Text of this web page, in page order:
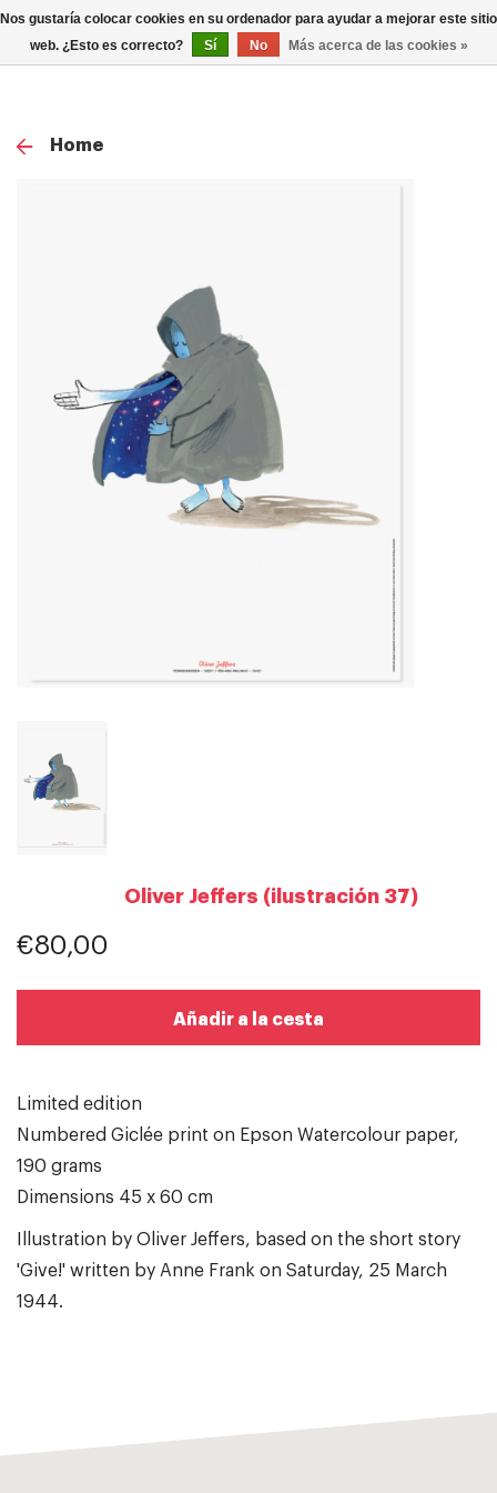
0
Home
Oliver Jeffers (ilustración 37)
€80,00
Añadir a la cesta
Limited edition
Numbered Giclée print on Epson Watercolour paper,
190 grams
Dimensions 45 x 60 cm
Illustration by Oliver Jeffers, based on the short story
'Give!' written by Anne Frank on Saturday, 25 March
1944.
Nos gustaría colocar cookies en su ordenador para ayudar a mejorar este sitio
web. ¿Esto es correcto?
Sí No Más acerca de las cookies »